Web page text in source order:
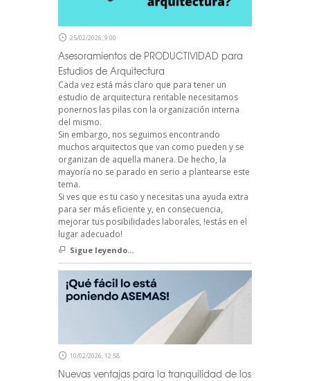
25/02/2026, 9:00
Asesoramientos de PRODUCTIVIDAD para
Estudios de Arquitectura
Cada vez está más claro que para tener un
estudio de arquitectura rentable necesitamos
ponernos las pilas con la organización interna
del mismo.
Sin embargo, nos seguimos encontrando
muchos arquitectos que van como pueden y se
organizan de aquella manera. De hecho, la
mayoría no se parado en serio a plantearse este
tema.
Si ves que es tu caso y necesitas una ayuda extra
para ser más eficiente y, en consecuencia,
mejorar tus posibilidades laborales, !estás en el
lugar adecuado!
Sigue leyendo...
10/02/2026, 12:58
Nuevas ventajas para la tranquilidad de los